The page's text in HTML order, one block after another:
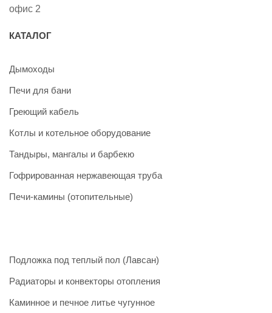
офис 2
КАТАЛОГ
Дымоходы
Печи для бани
Греющий кабель
Котлы и котельное оборудование
Тандыры, мангалы и барбекю
Гофрированная нержавеющая труба
Печи-камины (отопительные)
Подложка под теплый пол (Лавсан)
Радиаторы и конвекторы отопления
Каминное и печное литье чугунное